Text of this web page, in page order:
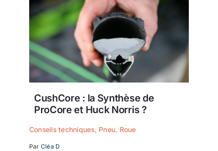
CushCore : la Synthèse de
ProCore et Huck Norris ?
Conseils techniques, Pneu, Roue
Par Cléa D